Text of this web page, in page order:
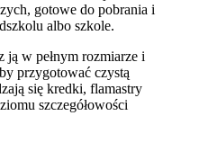
gotowe do pobrania i
albo szkole.
w pełnym rozmiarze i
przygotować czystą
się kredki, flamastry
szczegółowości